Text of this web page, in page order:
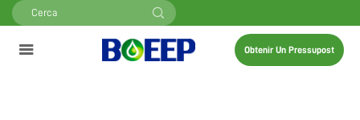
Obtenir Un Pressupost